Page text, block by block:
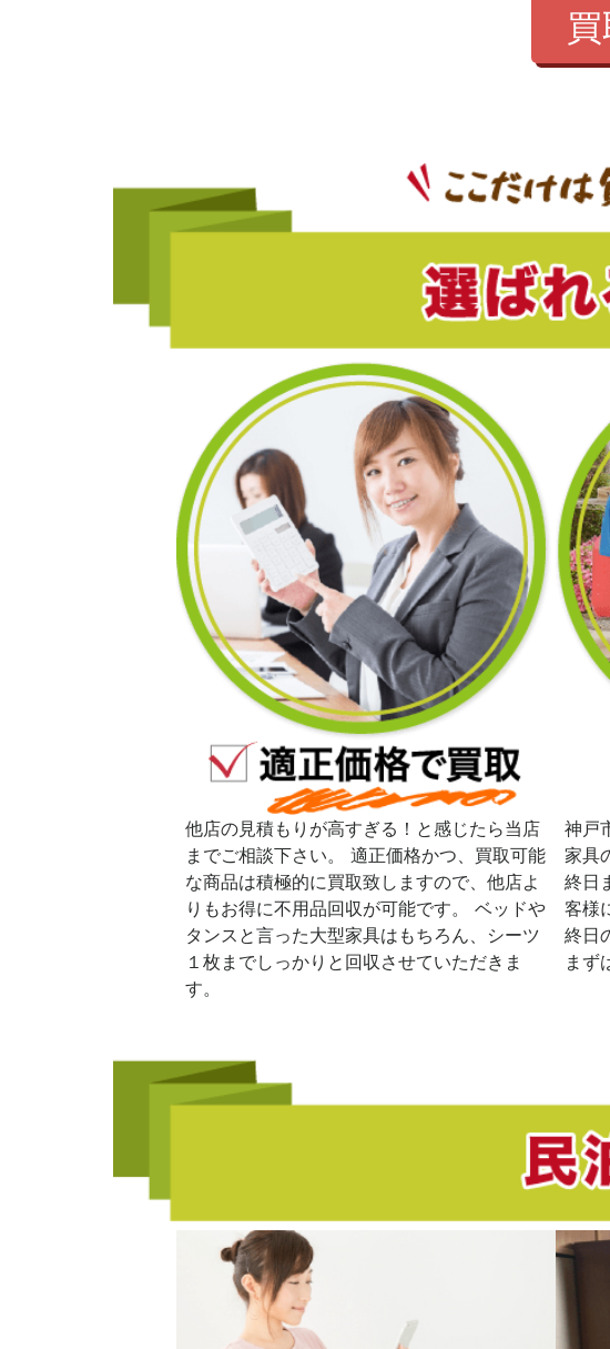
他店の見積もりが高すぎる！と感じたら当店
までご相談下さい。 適正価格かつ、買取可能
な商品は積極的に買取致しますので、他店よ
りもお得に不用品回収が可能です。 ベッドや
タンスと言った大型家具はもちろん、シーツ
１枚までしっかりと回収させていただきま
す。
神戸
家具
終日
客様
終日
まず